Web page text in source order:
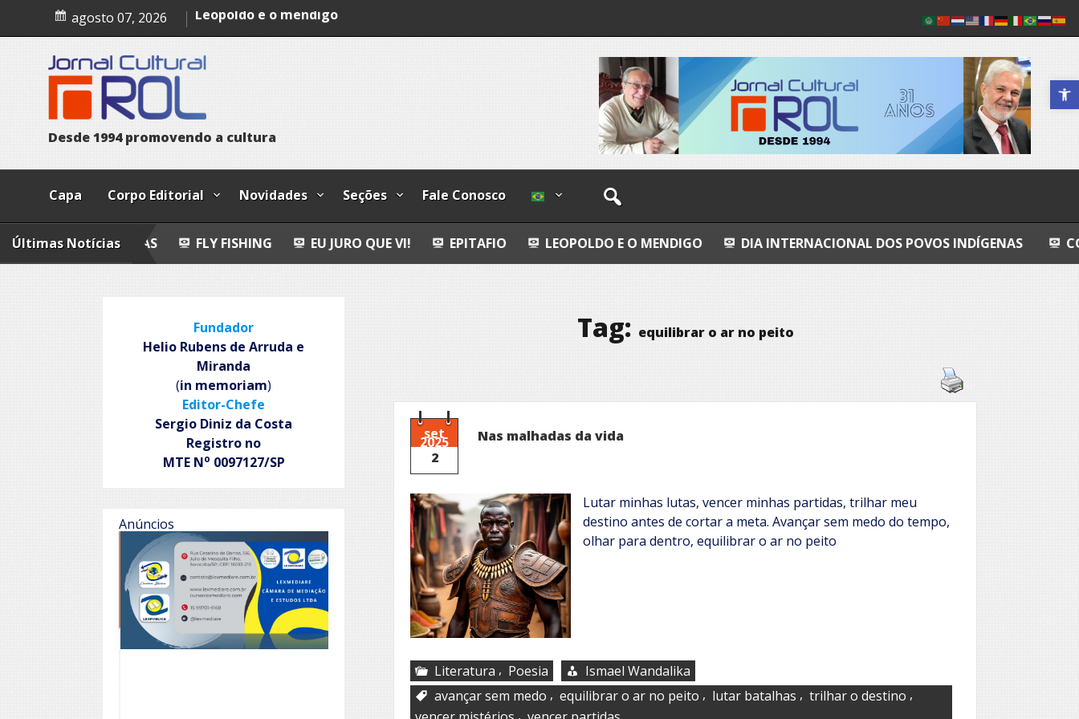
Abrir a
content
agosto 07, 2026
Epitafio
Leopoldo e o mendigo
Dia Internacional dos Povos
Desde1994 promovendo a cultura
Capa Corpo Editorial Novidades Seções Fale Conosco
Últimas Notícias
POEMAS FLY FISHING EU JURO QUE VI! EPITAFIO LEOPOLDO E O MENDIGO DIA INTERNACIONAL DOS POVOS INDÍGENAS COSMOS
Tag: equilibrar o ar no peito
set
2025
2
Nas malhadas da vida
Lutar minhas lutas, vencer minhas partidas, trilhar meu
destino antes de cortar a meta. Avançar sem medo do tempo,
olhar para dentro, equilibrar o ar no peito
Literatura , Poesia
Ismael Wandalika
avançar sem medo , equilibrar o ar no peito , lutar batalhas , trilhar o destino ,
,
Fundador
Helio Rubens de Arruda e
Miranda
(in memoriam)
Editor-Chefe
Sergio Diniz da Costa
Registro no
MTE No 0097127/SP
Anúncios